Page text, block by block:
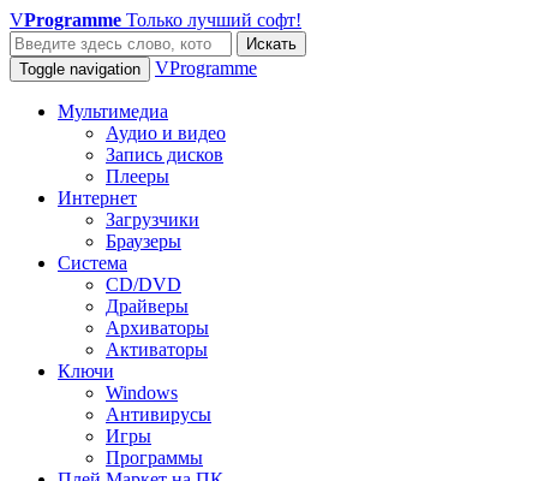
VProgramme Только лучший софт!
Искать
Toggle navigation
VProgramme
Мультимедиа
Аудио и видео
Запись дисков
Плееры
Интернет
Загрузчики
Браузеры
Система
CD/DVD
Драйверы
Архиваторы
Активаторы
Ключи
Windows
Антивирусы
Игры
Программы